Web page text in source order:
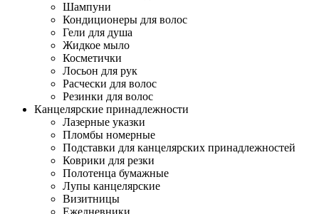
Шампуни
Кондиционеры для волос
Гели для душа
Жидкое мыло
Косметички
Лосьон для рук
Расчески для волос
Резинки для волос
Канцелярские принадлежности
Лазерные указки
Пломбы номерные
Подставки для канцелярских принадлежностей
Коврики для резки
Полотенца бумажные
Лупы канцелярские
Визитницы
Ежедневники